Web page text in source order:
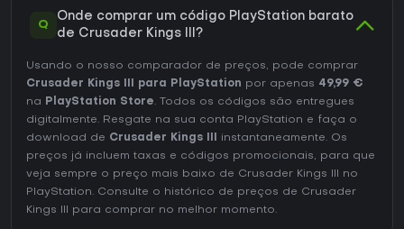
Q
Onde comprar um código PlayStation barato
de Crusader Kings III?
Usando o nosso comparador de preços, pode comprar
Crusader Kings III para PlayStation por apenas 49,99 €
na PlayStation Store. Todos os códigos são entregues
digitalmente. Resgate na sua conta PlayStation e faça o
download de Crusader Kings III
instantaneamente. Os
preços já incluem taxas e códigos promocionais, para que
veja sempre o preço mais baixo de Crusader Kings III no
PlayStation. Consulte o histórico de preços de Crusader
Kings III
para comprar no melhor momento.